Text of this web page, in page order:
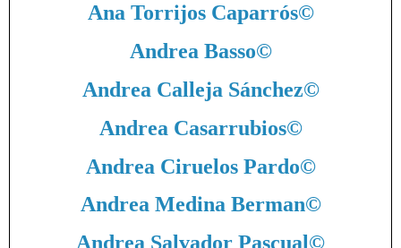
Ana Torrijos Caparrós©
Andrea Basso©
Andrea Calleja Sánchez©
Andrea Casarrubios©
Andrea Ciruelos Pardo©
Andrea Medina Berman©
Andrea Salvador Pascual©